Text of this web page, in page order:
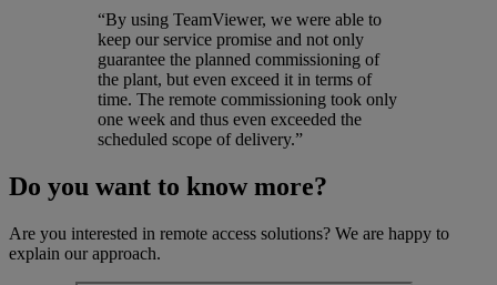
“By using TeamViewer, we were able to
keep our service promise and not only
guarantee the planned commissioning of
the plant, but even exceed it in terms of
time. The remote commissioning took only
one week and thus even exceeded the
scheduled scope of delivery.”
Do you want to know more?
Are you interested in remote access solutions? We are happy to
explain our approach.